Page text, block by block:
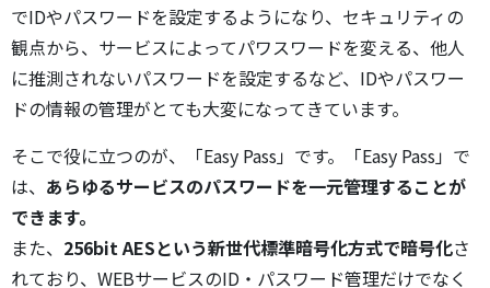
でIDやパスワードを設定するようになり、セキュリティの
観点から、サービスによってパワスワードを変える、他人
に推測されないパスワードを設定するなど、IDやパスワー
ドの情報の管理がとても大変になってきています。
そこで役に立つのが、「Easy Pass」です。「Easy Pass」で
は、 あらゆるサービスのパスワードを一元管理することが
できます。
また、 256bit AESという新世代標準暗号化方式で暗号化さ
れており、WEBサービスのID・パスワード管理だけでなく